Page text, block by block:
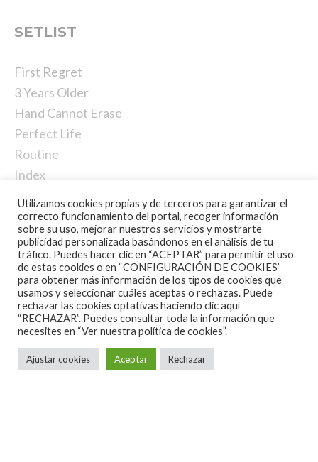
SETLIST
First Regret
3 Years Older
Hand Cannot Erase
Perfect Life
Routine
Index
Regret #9
Lazarus
Harmony Korine
Ancestral
Happy Returns
Ascendant Here On…
——
Temporal
Utilizamos cookies propias y de terceros para garantizar el
correcto funcionamiento del portal, recoger información
sobre su uso, mejorar nuestros servicios y mostrarte
publicidad personalizada basándonos en el análisis de tu
tráfico. Puedes hacer clic en “ACEPTAR” para permitir el uso
de estas cookies o en “CONFIGURACIÓN DE COOKIES”
para obtener más información de los tipos de cookies que
usamos y seleccionar cuáles aceptas o rechazas. Puede
rechazar las cookies optativas haciendo clic aquí
“RECHAZAR”. Puedes consultar toda la información que
necesites en “Ver nuestra política de cookies”.
Ajustar cookies Aceptar Rechazar